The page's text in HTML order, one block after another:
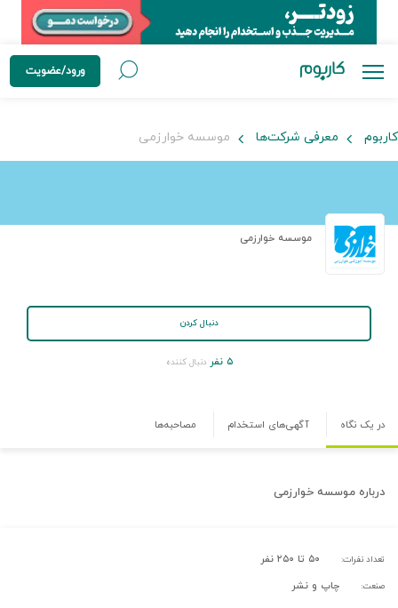
ورود/عضویت
کاربوم معرفی شرکت‌ها موسسه خوارزمی
موسسه خوارزمی
دنبال کردن
۵ نفر دنبال کننده
در یک نگاه آگهی‌های استخدام مصاحبه‌ها
درباره موسسه خوارزمی
تعداد نفرات: ۵۰ تا ۲۵۰ نفر
صنعت: چاپ و نشر